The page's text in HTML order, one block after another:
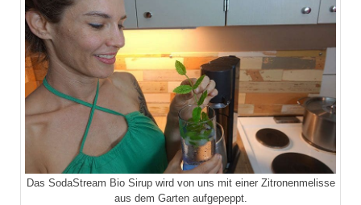
Das SodaStream Bio Sirup wird von uns mit einer Zitronenmelisse
aus dem Garten aufgepeppt.